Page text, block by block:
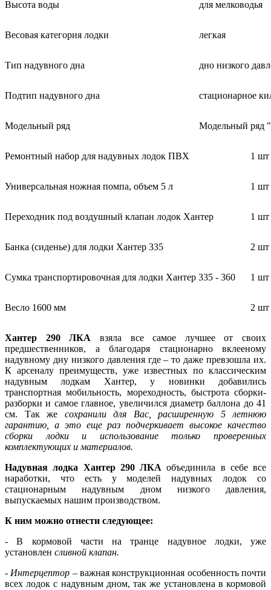
Высота воды для мелководья
Весовая категория лодки легкая
Тип надувного дна дно низкого
Подтип надувного дна стационарное
Модельный ряд Модельный ряд
Ремонтный набор для надувных лодок ПВХ 1 шт
Универсальная ножная помпа, объем 5 л 1 шт
Переходник под воздушный клапан лодок Хантер 1 шт
Банка (сиденье) для лодки Хантер 335 2 шт
Сумка транспортировочная для лодки Хантер 335 - 360 1 шт
Весло 1600 мм 2 шт
Хантер 290 ЛКА взяла все самое лучшее от своих
предшественников, а благодаря стационарно вклееному
надувному дну низкого давления где – то даже превзошла их.
К арсеналу преимуществ, уже известных по классическим
надувным лодкам Хантер, у новинки добавились
транспортная мобильность, мореходность, быстрота сборки-
разборки и самое главное, увеличился диаметр баллона до 41
см. Так же сохранили для Вас, расширенную 5 летнюю
гарантию, а это еще раз подчеркивает высокое качество
сборки лодки и использование только проверенных
комплектующих и материалов.
Надувная лодка Хантер 290 ЛКАобъединила в себе все
наработки, что есть у моделей надувных лодок со
стационарным надувным дном низкого давления,
выпускаемых нашим производством.
К ним можно отнести следующее:
- В кормовой части на транце надувное лодки, уже
установлен сливной клапан.
- Интерцептор – важная конструкционная особенность почти
всех лодок с надувным дном, так же установлена в кормовой